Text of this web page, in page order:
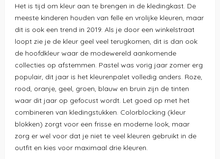
Het is tijd om kleur aan te brengen in de kledingkast. De
meeste kinderen houden van felle en vrolijke kleuren, maar
dit is ook een trend in 2019. Als je door een winkelstraat
loopt zie je de kleur geel veel terugkomen, dit is dan ook
de hoofdkleur waar de modewereld aankomende
collecties op afstemmen. Pastel was vorig jaar zomer erg
populair, dit jaar is het kleurenpalet volledig anders. Roze,
rood, oranje, geel, groen, blauw en bruin zijn de tinten
waar dit jaar op gefocust wordt. Let goed op met het
combineren van kledingstukken. Colorblocking (kleur
blokken) zorgt voor een frisse en moderne look, maar
zorg er wel voor dat je niet te veel kleuren gebruikt in de
outfit en kies voor maximaal drie kleuren.